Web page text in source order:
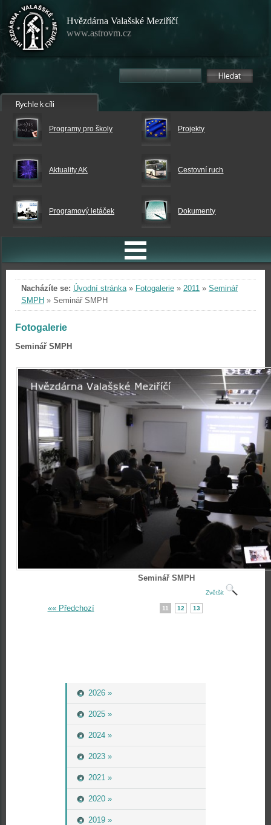
Hvězdárna Valašské Meziříčí
www.astrovm.cz
Programy pro školy Projekty
Aktuality AK Cestovní ruch
Programový letáček Dokumenty
2026 »
2025 »
2024 »
2023 »
2021 »
2020 »
2019 »
Nacházíte se: Úvodní stránka» Fotogalerie » 2011 » Seminář
SMPH » Seminář SMPH
Fotogalerie
Seminář SMPH
Seminář SMPH
Zvětšit
«« Předchozí 11 12 13